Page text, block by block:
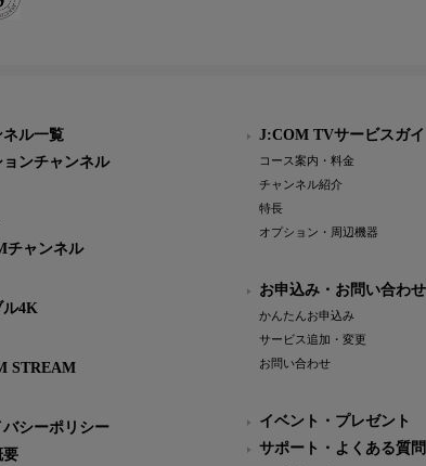
ル一覧
ョンチャンネル
チャンネル
ル4K
STREAM
バシーポリシー
要
J:COM TVサービスガ
コース案内・料金
チャンネル紹介
特長
オプション・周辺機器
お申込み・お問い合わせ
かんたんお申込み
サービス追加・変更
お問い合わせ
イベント・プレゼント
サポート・よくある質問